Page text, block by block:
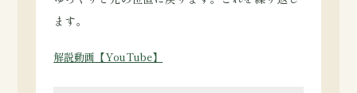
ます。
解説動画【YouTube】